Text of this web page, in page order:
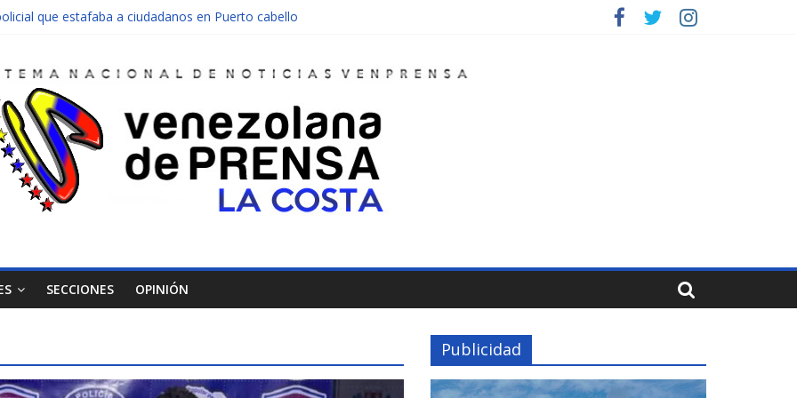
que estafaba a ciudadanos en Puerto cabello
abandonado de Chichiriviche
entre Colombia y Margarita el 27 de junio
SECCIONES OPINIÓN
Publicidad